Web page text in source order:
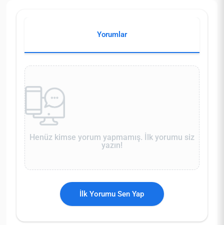
Yorumlar
Henüz kimse yorum yapmamış. İlk yorumu siz
yazın!
İlk Yorumu Sen Yap